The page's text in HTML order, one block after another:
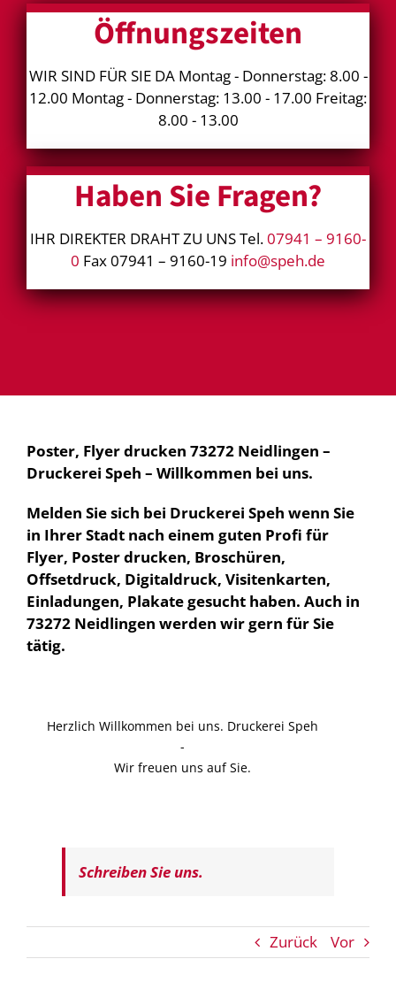
Öffnungszeiten
WIR SIND FÜR SIE DA Montag - Donnerstag: 8.00 -
12.00 Montag - Donnerstag: 13.00 - 17.00 Freitag:
8.00 - 13.00
Haben Sie Fragen?
IHR DIREKTER DRAHT ZU UNS Tel.07941 – 9160-
0 Fax 07941 – 9160-19 info@speh.de
Poster, Flyer drucken 73272 Neidlingen –
Druckerei Speh – Willkommen bei uns.
Melden Sie sich bei Druckerei Speh wenn Sie
in Ihrer Stadt nach einem guten Profi für
Flyer, Poster drucken, Broschüren,
Offsetdruck, Digitaldruck, Visitenkarten,
Einladungen, Plakate gesucht haben. Auch in
73272 Neidlingen werden wir gern für Sie
tätig.
Herzlich Willkommen bei uns. Druckerei Speh
-
Wir freuen uns auf Sie.
Schreiben Sie uns.
Zurück Vor